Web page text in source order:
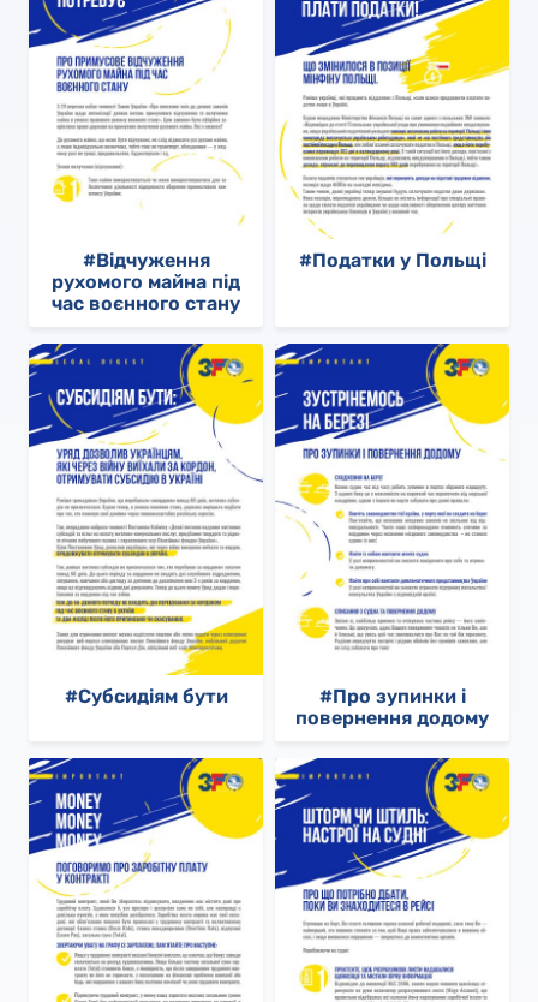
#Відчуження
рухомого майна під
час воєнного стану
#Податки у Польщі
#Субсидіям бути
#Про зупинки і
повернення додому